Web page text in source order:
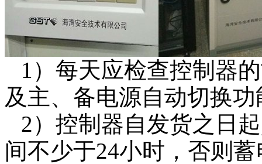
1）每天应检查控制器
及主、备电源自动切换
2）控制器自发货之日
间不少于24小时，否则